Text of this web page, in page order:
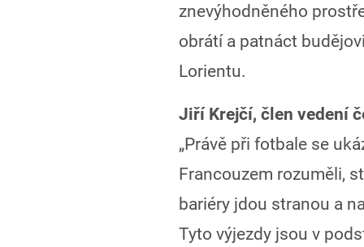
znevýhodněného
obrátí a patnáct
Lorientu.
Jiří Krejčí, člen vedení
„Právě při fotbale se
Francouzem rozuměli,
bariéry jdou stranou a
Tyto výjezdy jsou v